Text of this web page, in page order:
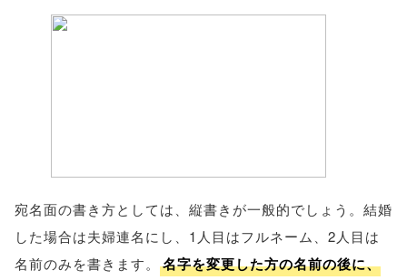
宛名面の書き方としては、縦書きが一般的でしょう。結婚
した場合は夫婦連名にし、1人目はフルネーム、2人目は
名前のみを書きます。
名字を変更した方の名前の後に、